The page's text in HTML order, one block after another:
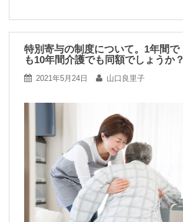
特別寄与の制度について。1年間で
も10年間介護でも同額でしょうか？
2021年5月24日 山口良里子